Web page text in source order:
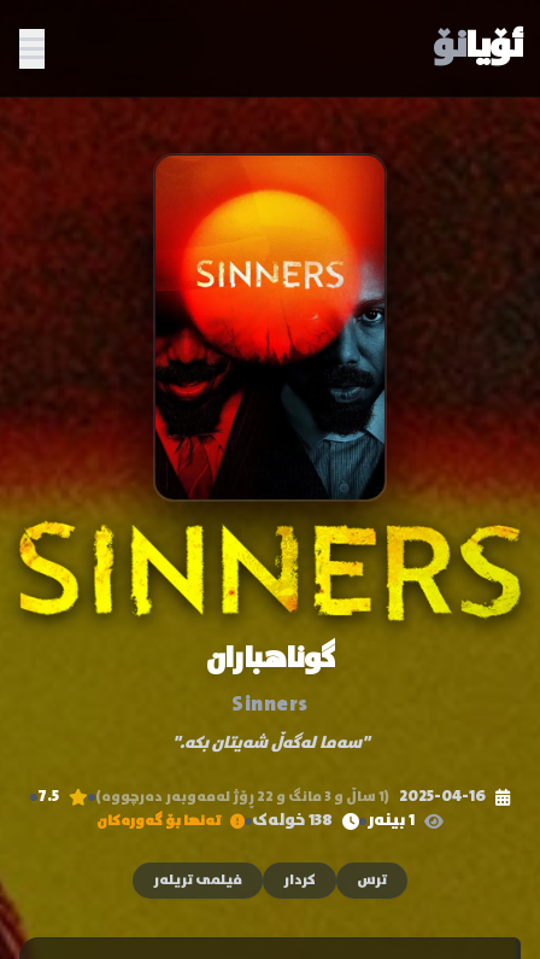
ئۆیانۆ
گوناهباران
Sinners
"سەما لەگەڵ شەیتان بکە."
2025-04-16 (1 ساڵ و 3 مانگ و 22 ڕۆژ لەمەوبەر دەرچووە)
7.5
1 بینەر
138 خولەک تەنها بۆ گەورەکان
ترس کردار فیلمی تریلەر